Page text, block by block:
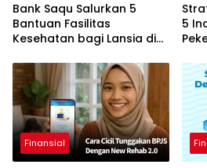
Bank Saqu Salurkan 5
Bantuan Fasilitas
Kesehatan bagi Lansia di
5
Finansial